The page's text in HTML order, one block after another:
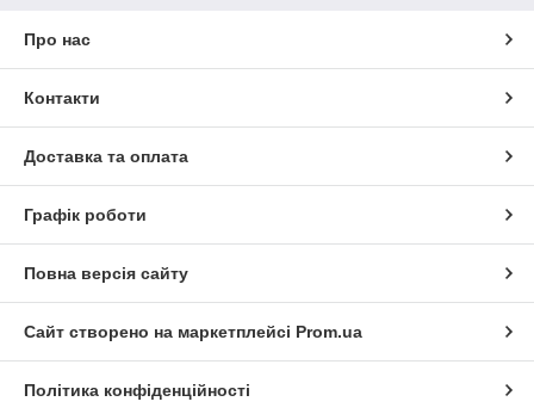
Про нас
Контакти
Доставка та оплата
Графік роботи
Повна версія сайту
Сайт створено на маркетплейсі Prom.ua
Політика конфіденційності